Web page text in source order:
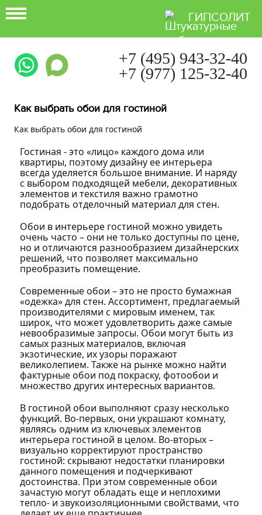
ГИПСОЛИТ
+7 (495) 943-32-40
+7 (977) 125-32-40
Как выбрать обои для гостиной
Как выбрать обои для гостиной
Гостиная - это «лицо» каждого дома или
квартиры, поэтому дизайну ее интерьера
всегда уделяется большое внимание. И наряду
с выбором подходящей мебели, декоративных
элементов и текстиля важно грамотно
подобрать отделочный материал для стен.
Обои в интерьере гостиной можно увидеть
очень часто – они не только доступны по цене,
но и отличаются разнообразием дизайнерских
решений, что позволяет максимально
преобразить помещение.
Современные обои – это не просто бумажная
«одежка» для стен. Ассортимент, предлагаемый
производителями с мировым именем, так
широк, что может удовлетворить даже самые
невообразимые запросы. Обои могут быть из
самых разных материалов, включая
экзотические, их узоры поражают
великолепием. Также на рынке можно найти
фактурные обои под покраску, фотообои и
множество других интересных вариантов.
В гостиной обои выполняют сразу несколько
функций. Во-первых, они украшают комнату,
являясь одним из ключевых элементов
интерьера гостиной в целом. Во-вторых –
визуально корректируют пространство
гостиной: скрывают недостатки планировки
данного помещения и подчеркивают
достоинства. При этом современные обои
зачастую могут обладать еще и неплохими
тепло- и звукоизоляционными свойствами, что